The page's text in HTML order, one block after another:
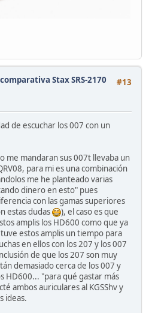
#13
Stax SRS-2170
de escuchar los 007 con un
me mandaran sus 007t llevaba un
para mi es una combinación
me he planteado varias
dinero en esto" pues
con las gamas superiores
estas dudas
), el caso es que
amplis los HD600 como que ya
estos amplis un tiempo para
en ellos con los 207 y los 007
de que los 207 son muy
demasiado cerca de los 007 y
HD600... "para qué gastar más
ambos auriculares al KGSShv y
ideas.